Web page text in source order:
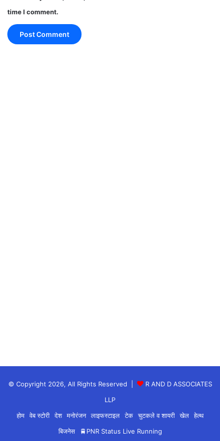
time I comment.
© Copyright 2026, All Rights Reserved |
R AND D ASSOCIATES
LLP
होम
वेब स्टोरी देश मनोरंजन लाइफस्टाइल टेक चुटकले व शायरी खेल
हेल्थ
बिजनेस
🚆PNR Status Live Running